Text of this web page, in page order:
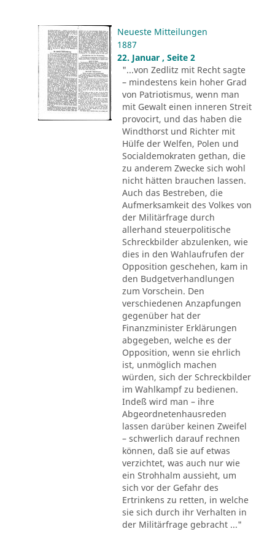
Neueste Mitteilungen
1887
22. Januar , Seite 2
"...von Zedlitz mit Recht sagte
– mindestens kein hoher Grad
von Patriotismus, wenn man
mit Gewalt einen inneren Streit
provocirt, und das haben die
Windthorst und Richter mit
Hülfe der Welfen, Polen und
Socialdemokraten gethan, die
zu anderem Zwecke sich wohl
nicht hätten brauchen lassen.
Auch das Bestreben, die
Aufmerksamkeit des Volkes von
der Militärfrage durch
allerhand steuerpolitische
Schreckbilder abzulenken, wie
dies in den Wahlaufrufen der
Opposition geschehen, kam in
den Budgetverhandlungen
zum Vorschein. Den
verschiedenen Anzapfungen
gegenüber hat der
Finanzminister Erklärungen
abgegeben, welche es der
Opposition, wenn sie ehrlich
ist, unmöglich machen
würden, sich der Schreckbilder
im Wahlkampf zu bedienen.
Indeß wird man – ihre
Abgeordnetenhausreden
lassen darüber keinen Zweifel
– schwerlich darauf rechnen
können, daß sie auf etwas
verzichtet, was auch nur wie
ein Strohhalm aussieht, um
sich vor der Gefahr des
Ertrinkens zu retten, in welche
sie sich durch ihr Verhalten in
der Militärfrage gebracht ..."